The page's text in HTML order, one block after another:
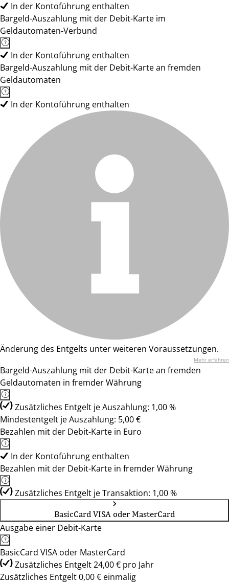
In der Kontoführung enthalten
Bargeld-Auszahlung mit der Debit-Karte im
Geldautomaten-Verbund
In der Kontoführung enthalten
Bargeld-Auszahlung mit der Debit-Karte an fremden
Geldautomaten
In der Kontoführung enthalten
Änderung des Entgelts unter weiteren Voraussetzungen.
Mehr erfahren
Bargeld-Auszahlung mit der Debit-Karte an fremden
Geldautomaten in fremder Währung
Zusätzliches Entgelt je Auszahlung: 1,00 %
Mindestentgelt je Auszahlung: 5,00 €
Bezahlen mit der Debit-Karte in Euro
In der Kontoführung enthalten
Bezahlen mit der Debit-Karte in fremder Währung
Zusätzliches Entgelt je Transaktion: 1,00 %
BasicCard VISA oder MasterCard
Ausgabe einer Debit-Karte
BasicCard VISA oder MasterCard
Zusätzliches Entgelt 24,00 € pro Jahr
Zusätzliches Entgelt 0,00 € einmalig